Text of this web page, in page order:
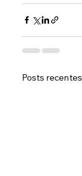
Posts recentes